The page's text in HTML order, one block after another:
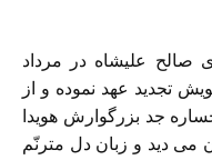
علیشاه در مرداد
تجدید عهد نموده و از
جد بزرگوارش هویدا
می دید و زبان دل مترنّم